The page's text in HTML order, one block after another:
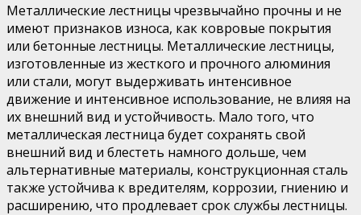
Металлические лестницы чрезвычайно прочны и не
имеют признаков износа, как ковровые покрытия
или бетонные лестницы. Металлические лестницы,
изготовленные из жесткого и прочного алюминия
или стали, могут выдерживать интенсивное
движение и интенсивное использование, не влияя на
их внешний вид и устойчивость. Мало того, что
металлическая лестница будет сохранять свой
внешний вид и блестеть намного дольше, чем
альтернативные материалы, конструкционная сталь
также устойчива к вредителям, коррозии, гниению и
расширению, что продлевает срок службы лестницы.